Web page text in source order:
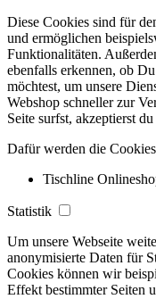
Diese Cookies sind für
und ermöglichen
Funktionalitäten.
ebenfalls erkennen, ob
möchtest, um unsere
Webshop schneller zur
Seite surfst, akzeptierst
Dafür werden die
Tischline
Statistik
Um unsere Webseite
anonymisierte Daten für
Cookies können wir
Effekt bestimmter Seiten